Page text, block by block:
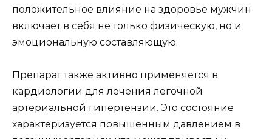
положительное влияние на здоровье мужчин
включает в себя не только физическую, но и
эмоциональную составляющую.
Препарат также активно применяется в
кардиологии для лечения легочной
артериальной гипертензии. Это состояние
характеризуется повышенным давлением в